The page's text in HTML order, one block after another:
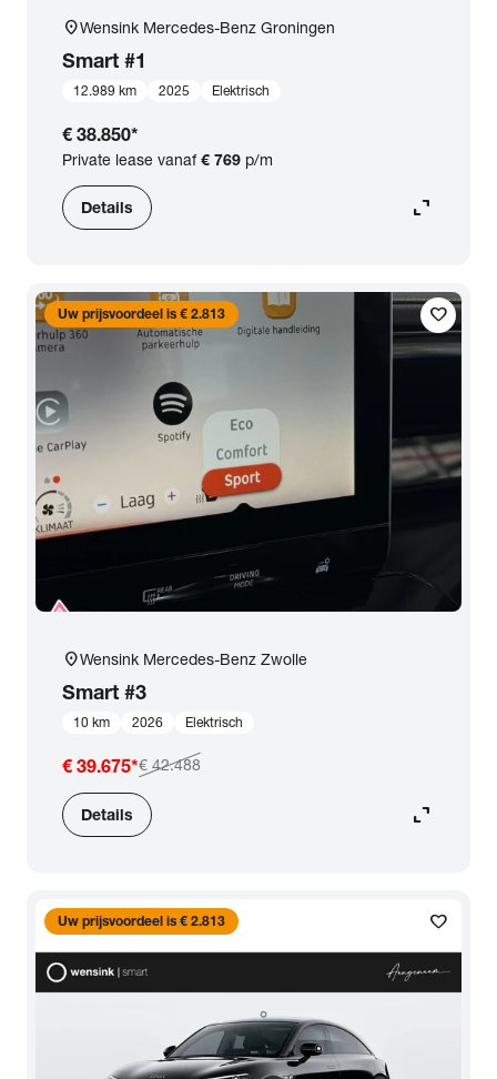
location_onWensink Mercedes-Benz Groningen
Smart #1
12.989 km 2025 Elektrisch
€ 38.850*
Private lease vanaf€ 769 p/m
Details expand_content
favorite
Uw prijsvoordeel is € 2.813
location_onWensink Mercedes-Benz Zwolle
Smart #3
10 km 2026 Elektrisch
€ 39.675*€ 42.488
Details expand_content
favorite
Uw prijsvoordeel is € 2.813